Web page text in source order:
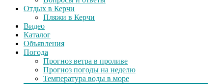
Отдых в Керчи
Пляжи в Керчи
Видео
Каталог
Объявления
Погода
Прогноз ветра в проливе
Прогноз погоды на неделю
Температура воды в море